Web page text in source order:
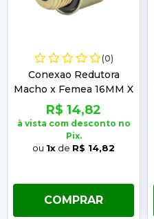
(0)
Conexao Redutora
Macho x Femea 16MM X
16MM
R$ 14,82
à vista com desconto no
Pix.
ou 1x de R$ 14,82
COMPRAR